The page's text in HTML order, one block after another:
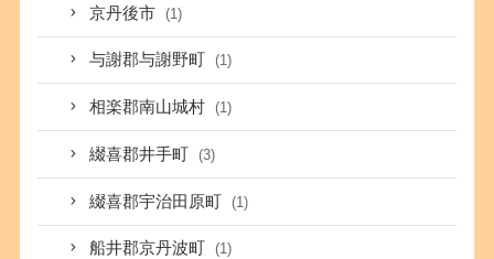
京丹後市 (1)
与謝郡与謝野町 (1)
相楽郡南山城村 (1)
綴喜郡井手町 (3)
綴喜郡宇治田原町 (1)
船井郡京丹波町 (1)